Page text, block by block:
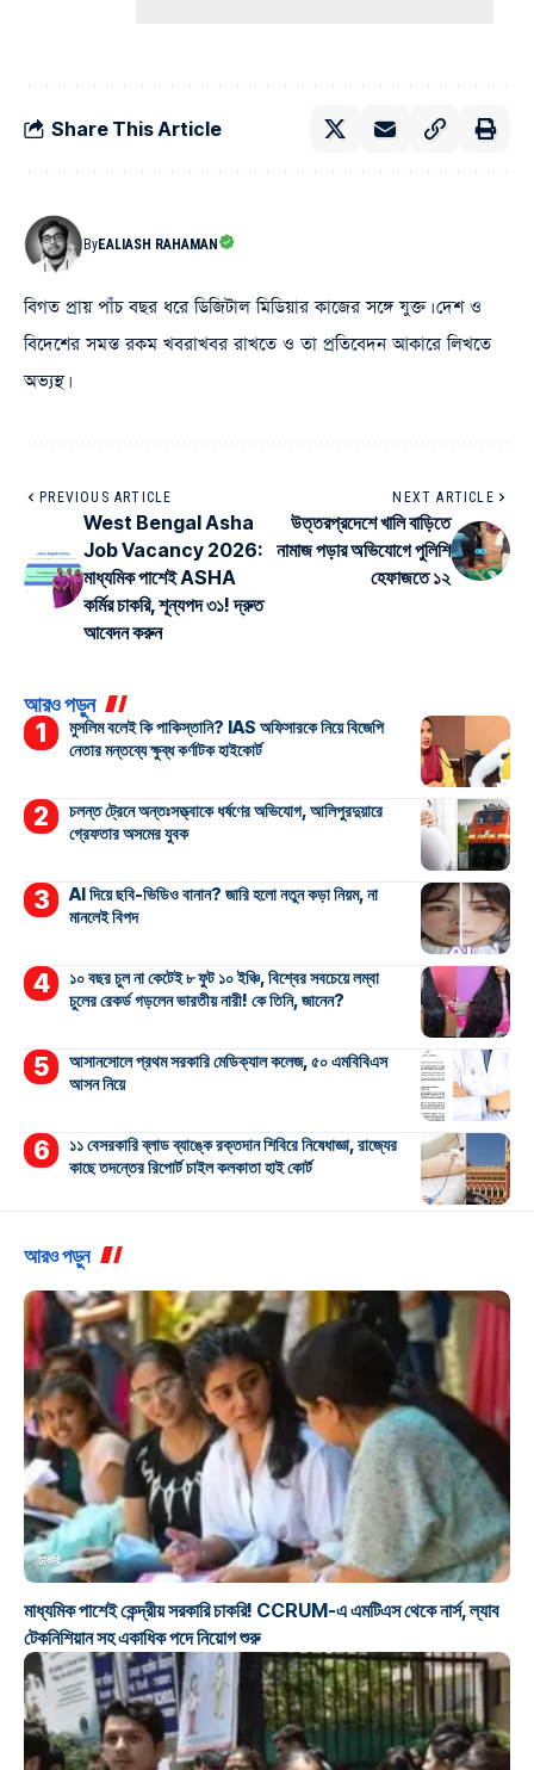
Share This Article
ByEALIASH RAHAMAN
বিগত প্রায় পাঁচ বছর ধরে ডিজিটাল মিডিয়ার কাজের সঙ্গে যুক্ত। দেশ ও
বিদেশের সমস্ত রকম খবরাখবর রাখতে ও তা প্রতিবেদন আকারে লিখতে
অভ্যস্থ।
PREVIOUS ARTICLE
West Bengal Asha
Job Vacancy 2026:
মাধ্যমিক পাশেই ASHA
কর্মির চাকরি, শূন্যপদ ৩১! দ্রুত
আবেদন করুন
NEXT ARTICLE
উত্তরপ্রদেশে খালি বাড়িতে
নামাজ পড়ার অভিযোগে পুলিশি
হেফাজতে ১২
আরও পড়ুন
মুসলিম বলেই কি পাকিস্তানি? IAS অফিসারকে নিয়ে বিজেপি
নেতার মন্তব্যে ক্ষুব্ধ কর্ণাটক হাইকোর্ট
চলন্ত ট্রেনে অন্তঃসত্ত্বাকে ধর্ষণের অভিযোগ, আলিপুরদুয়ারে
গ্রেফতার অসমের যুবক
AI দিয়ে ছবি-ভিডিও বানান? জারি হলো নতুন কড়া নিয়ম, না
মানলেই বিপদ
১০ বছর চুল না কেটেই ৮ ফুট ১০ ইঞ্চি, বিশ্বের সবচেয়ে লম্বা
চুলের রেকর্ড গড়লেন ভারতীয় নারী! কে তিনি, জানেন?
আসানসোলে প্রথম সরকারি মেডিক্যাল কলেজ, ৫০ এমবিবিএস
আসন নিয়ে
১১ বেসরকারি ব্লাড ব্যাঙ্কে রক্তদান শিবিরে নিষেধাজ্ঞা, রাজ্যের
কাছে তদন্তের রিপোর্ট চাইল কলকাতা হাই কোর্ট
আরও পড়ুন
চাকরি
মাধ্যমিক পাশেই কেন্দ্রীয় সরকারি চাকরি! CCRUM-এ এমটিএস থেকে নার্স, ল্যাব
টেকনিশিয়ান সহ একাধিক পদে নিয়োগ শুরু